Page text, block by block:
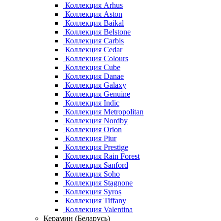
Коллекция Arhus
Коллекция Aston
Коллекция Baikal
Коллекция Belstone
Коллекция Carbis
Коллекция Cedar
Коллекция Colours
Коллекция Cube
Коллекция Danae
Коллекция Galaxy
Коллекция Genuine
Коллекция Indic
Коллекция Metropolitan
Коллекция Nordby
Коллекция Orion
Коллекция Piur
Коллекция Prestige
Коллекция Rain Forest
Коллекция Sanford
Коллекция Soho
Коллекция Stagnone
Коллекция Syros
Коллекция Tiffany
Коллекция Valentina
Керамин (Беларусь)